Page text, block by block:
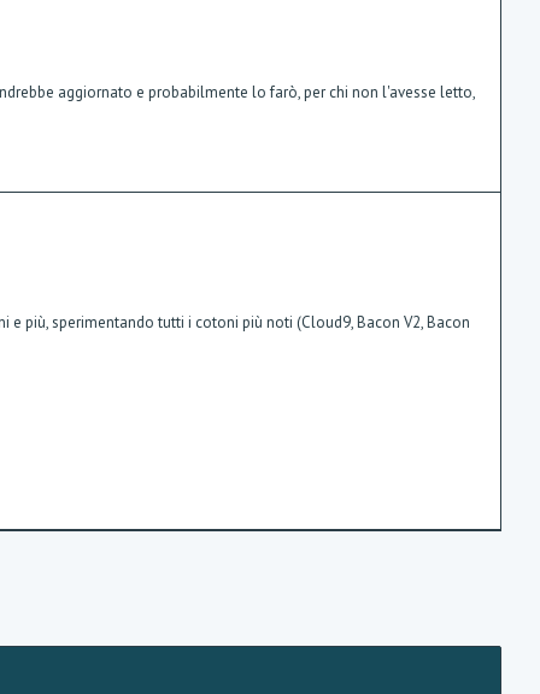
aggiornato e probabilmente lo farò, per chi non l'avesse letto,
più, sperimentando tutti i cotoni più noti (Cloud9, Bacon V2, Bacon